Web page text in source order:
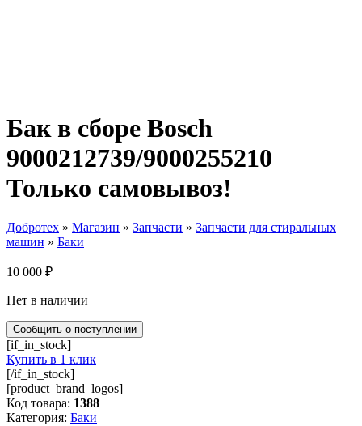
Бак в сборе Bosch
9000212739/9000255210
Только самовывоз!
Добротех » Магазин » Запчасти » Запчасти для стиральных
машин » Баки
10 000 ₽
Нет в наличии
[if_in_stock]
Купить в 1 клик
[/if_in_stock]
[product_brand_logos]
Код товара: 1388
Категория: Баки